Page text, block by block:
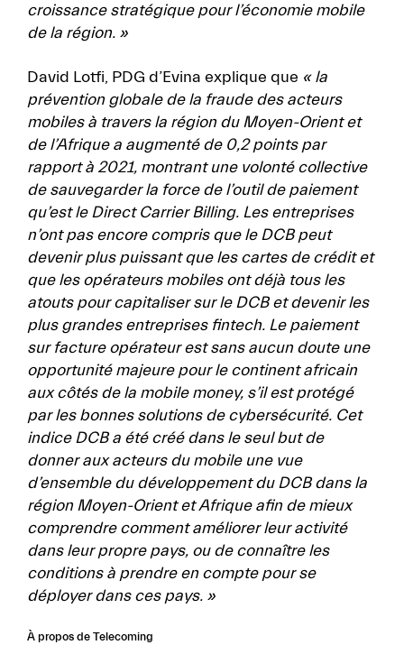
croissance stratégique pour l’économie mobile
de la région. »
David Lotfi, PDG d’Evina explique que « la
prévention globale de la fraude des acteurs
mobiles à travers la région du Moyen-Orient et
de l’Afrique a augmenté de 0,2 points par
rapport à 2021, montrant une volonté collective
de sauvegarder la force de l’outil de paiement
qu’est le Direct Carrier Billing. Les entreprises
n’ont pas encore compris que le DCB peut
devenir plus puissant que les cartes de crédit et
que les opérateurs mobiles ont déjà tous les
atouts pour capitaliser sur le DCB et devenir les
plus grandes entreprises fintech. Le paiement
sur facture opérateur est sans aucun doute une
opportunité majeure pour le continent africain
aux côtés de la mobile money, s’il est protégé
par les bonnes solutions de cybersécurité. Cet
indice DCB a été créé dans le seul but de
donner aux acteurs du mobile une vue
d’ensemble du développement du DCB dans la
région Moyen-Orient et Afrique afin de mieux
comprendre comment améliorer leur activité
dans leur propre pays, ou de connaître les
conditions à prendre en compte pour se
déployer dans ces pays. »
À propos de Telecoming